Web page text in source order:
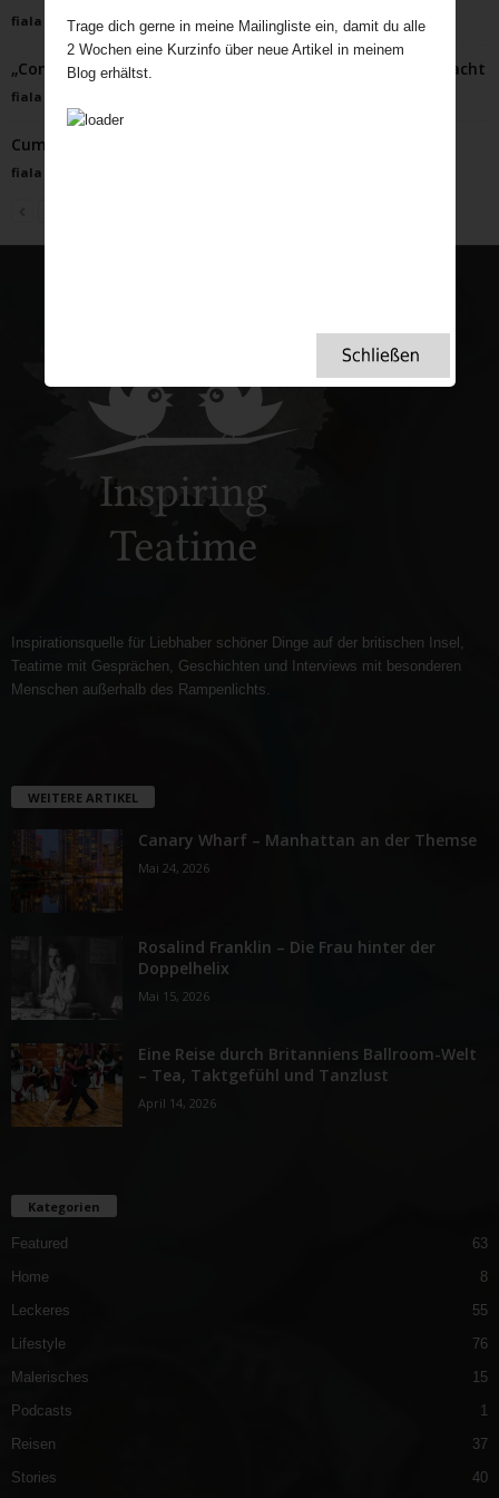
fiala Juli 1, 2022
„Conkers“: Skurrile britische Tradition der Kastanienschlacht
fiala
Cumberland Rum Nicky
fiala
Inspirationsquelle für Liebhaber schöner Dinge auf der britischen Insel,
Teatime mit Gesprächen, Geschichten und Interviews mit besonderen
Menschen außerhalb des Rampenlichts.
WEITERE ARTIKEL
Canary Wharf – Manhattan an der Themse
Mai 24, 2026
Rosalind Franklin – Die Frau hinter der
Doppelhelix
Mai 15, 2026
Eine Reise durch Britanniens Ballroom-Welt
– Tea, Taktgefühl und Tanzlust
April 14, 2026
Kategorien
Featured
63
Home
8
Leckeres
55
Lifestyle
76
Malerisches
15
Podcasts
1
Reisen
37
Stories
40
Trage dich gerne in meine Mailingliste ein, damit du alle
2 Wochen eine Kurzinfo über neue Artikel in meinem
Blog erhältst.